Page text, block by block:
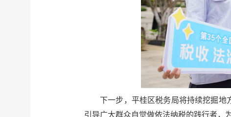
下一步，平桂区税务局将持续挖掘地
引导广大群众自觉做依法纳税的践行者，